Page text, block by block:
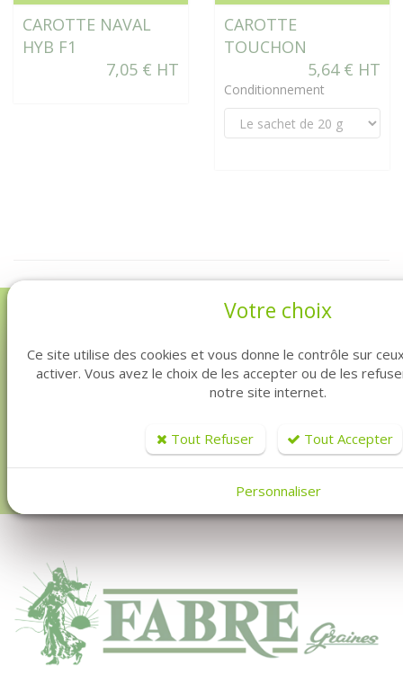
CAROTTE NAVAL
HYB F1
7,05 € HT
CAROTTE
TOUCHON
5,64 € HT
Conditionnement
INSCRIPTION À NOTRENEWSLETTER
pouvez à tout moment utiliser le lien de désabonnement intégré
En savoir plus sur la gestion de vos données
Votre choix
Ce site utilise des cookies et vous donne le contrôle sur
activer. Vous avez le choix de les accepter ou de les
notre site internet.
Tout Refuser Tout Accepter
Personnaliser